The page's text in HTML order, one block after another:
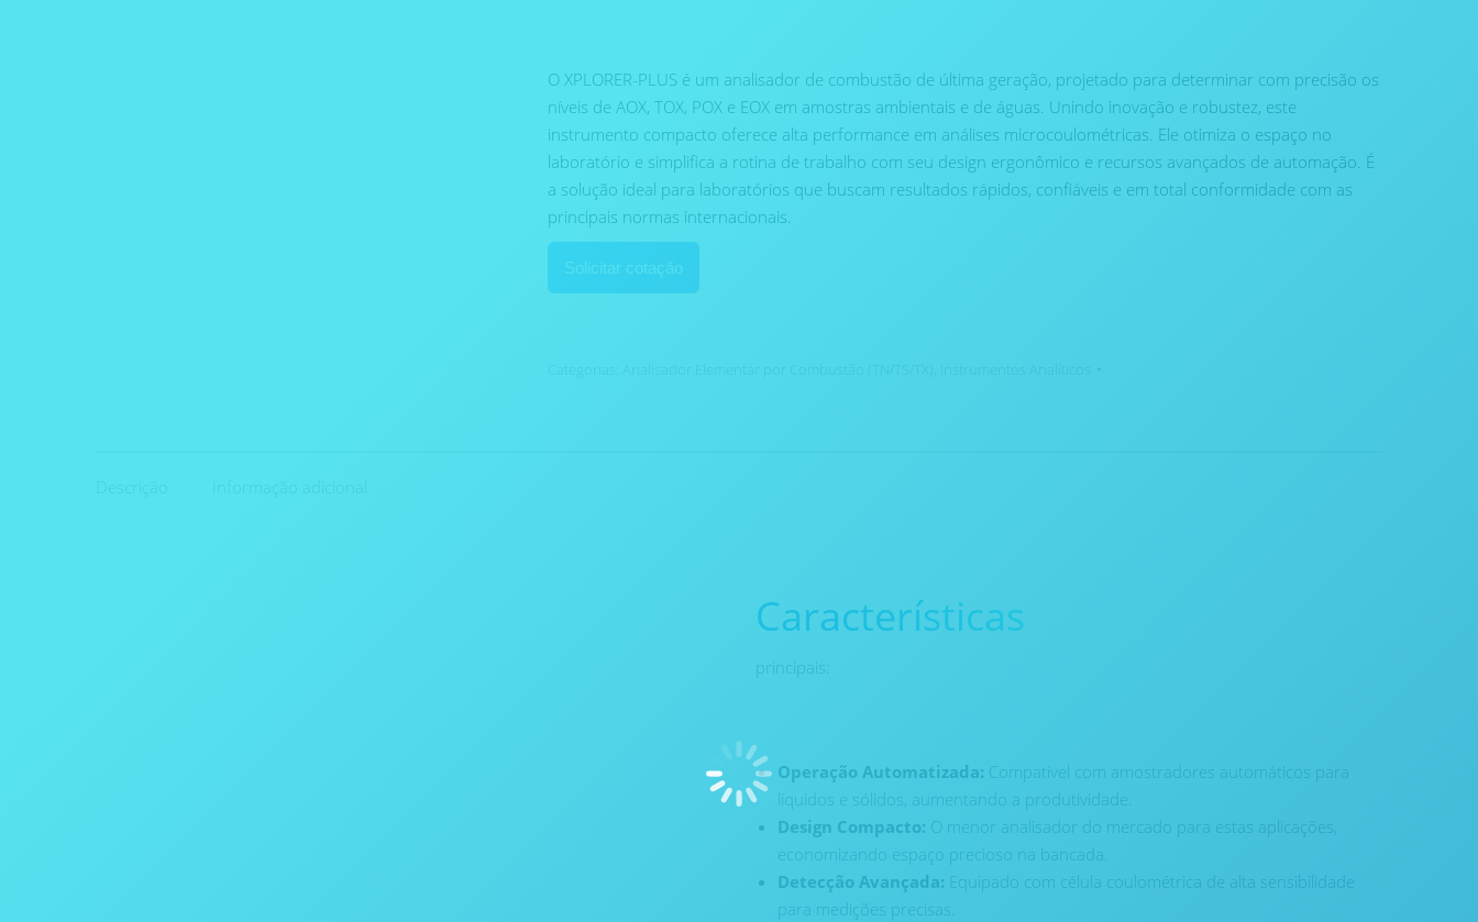
O XPLORER-PLUS é um analisador de combustão de última geração, projetado para determinar com precisão os
níveis de AOX, TOX, POX e EOX em amostras ambientais e de águas. Unindo inovação e robustez, este
instrumento compacto oferece alta performance em análises microcoulométricas. Ele otimiza o espaço no
laboratório e simplifica a rotina de trabalho com seu design ergonômico e recursos avançados de automação. É
a solução ideal para laboratórios que buscam resultados rápidos, confiáveis e em total conformidade com as
principais normas internacionais.
Solicitar cotação
Características
principais:
Operação Automatizada: Compatível com amostradores automáticos para
líquidos e sólidos, aumentando a produtividade.
Design Compacto: O menor analisador do mercado para estas aplicações,
economizando espaço precioso na bancada.
Detecção Avançada: Equipado com célula coulométrica de alta sensibilidade
para medições precisas.